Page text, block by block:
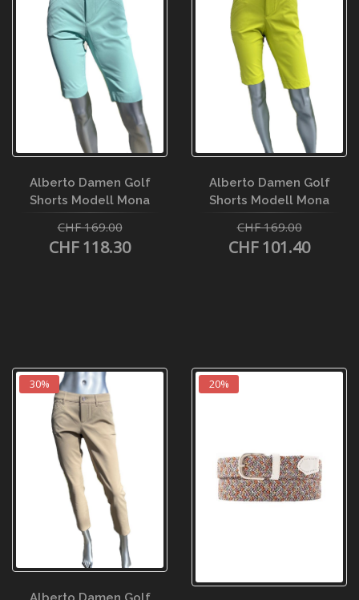
Alberto Damen Golf
Shorts Modell Mona
CHF 169.00
CHF 118.30
Alberto Damen Golf
Shorts Modell Mona
CHF 169.00
CHF 101.40
30% 20%